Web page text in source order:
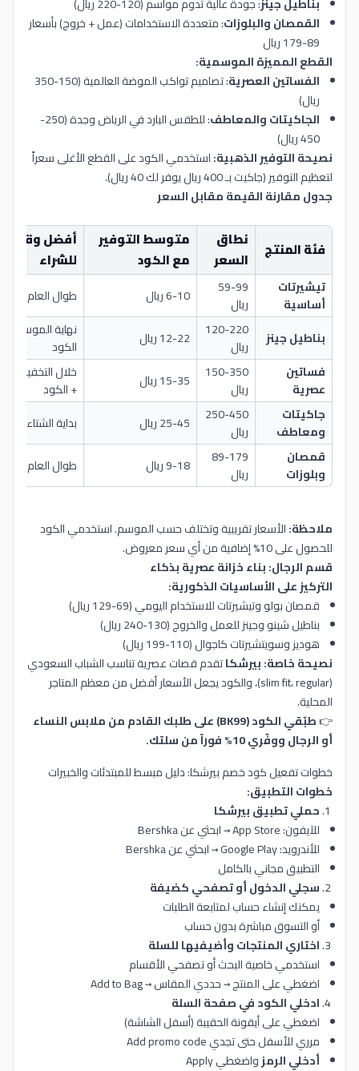
القمصان والبلوزات: متعددة الاستخدامات (عمل + خروج) بأسعار
89-179 ريال
القطع المميزة الموسمية:
الفساتين العصرية
: تصاميم تواكب الموضة العالمية (150-350
ريال)
الجاكيتات والمعاطف
: للطقس البارد في الرياض وجدة (250-
450 ريال)
نصيحة التوفير الذهبية:استخدمي الكود على القطع الأغلى سعراً
لتعظيم التوفير (جاكيت بـ 400 ريال يوفر لك 40 ريال).
جدول مقارنة القيمة مقابل السعر
فئة المنتج
نطاق
السعر
متوسط التوفير
مع الكود
أفضل وقت
للشراء
تيشيرتات
أساسية
59-99
ريال
6-10 ريال طوال العام
بناطيل جينز
120-220
ريال
12-22 ريال
نهاية الموسم +
الكود
فساتين
عصرية
150-350
ريال
15-35 ريال
خلال التخفيضات
+ الكود
جاكيتات
ومعاطف
250-450
ريال
25-45 ريال
بداية الشتاء
قمصان
وبلوزات
89-179
ريال
9-18 ريال طوال العام
ملاحظة:الأسعار تقريبية وتختلف حسب الموسم. استخدمي الكود
للحصول على 10% إضافية من أي سعر معروض.
قسم الرجال: بناء خزانة عصرية بذكاء
التركيز على الأساسيات الذكورية:
قمصان بولو وتيشيرتات للاستخدام اليومي (69-129 ريال)
بناطيل شينو وجينز للعمل والخروج (130-240 ريال)
هوديز وسويتشيرتات كاجوال (110-199 ريال)
نصيحة خاصة:بيرشكاتقدم قصات عصرية تناسب الشباب السعودي
(slim fit، regular)، والكود يجعل الأسعار أفضل من معظم المتاجر
المحلية.
👉
طبّقي الكود (BK99) على طلبك القادم من ملابس النساء
أو الرجال ووفّري 10% فوراً من سلتك.
خطوات تفعيل كود خصم بيرشكا: دليل مبسط للمبتدئات والخبيرات
خطوات التطبيق:
حملي تطبيق بيرشكا
للآيفون: App Store → ابحثي عن Bershka
للأندرويد: Google Play → ابحثي عن Bershka
التطبيق مجاني بالكامل
سجلي الدخول أو تصفحي كضيفة
يمكنك إنشاء حساب لمتابعة الطلبات
أو التسوق مباشرة بدون حساب
اختاري المنتجات وأضيفيها للسلة
استخدمي خاصية البحث أو تصفحي الأقسام
اضغطي على المنتج → حددي المقاس → Add to Bag
ادخلي الكود في صفحة السلة
اضغطي على أيقونة الحقيبة (أسفل الشاشة)
مرري للأسفل حتى تجدي Add promo code
أدخلي الرمزواضغطي Apply